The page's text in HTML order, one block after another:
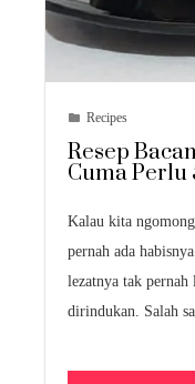
Recipes
Resep
Cuma Perlu
Kalau kita
pernah ada
lezatnya tak
dirindukan. Salah